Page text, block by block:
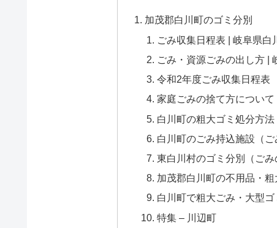
加茂郡白川町のゴミ分別
ごみ収集日程表 | 岐阜県白
ごみ・資源ごみの出し方 |
令和2年度ごみ収集日程表
家庭ごみの捨て方につい
白川町の粗大ゴミ処分方
白川町のごみ持込施設（
東白川村のゴミ分別（ご
加茂郡白川町の不用品・
白川町で粗大ごみ・大型
特集 – 川辺町